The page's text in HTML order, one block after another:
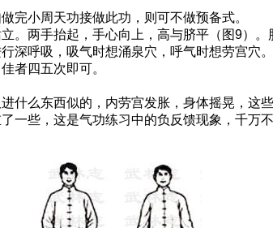
完小周天功接做此功，则可不做预备式。
。两手抬起，手心向上，高与脐平（图9）。
深呼吸，吸气时想涌泉穴，呼气时想劳宫穴
者四五次即可。
什么东西似的，内劳宫发胀，身体摇晃，这
一些，这是气功练习中的负反馈现象，千万